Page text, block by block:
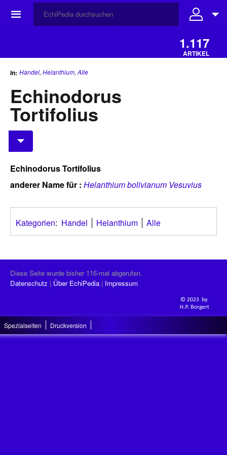
☰
1.117
ARTIKEL
in: Handel, Helanthium, Alle
Echinodorus
Tortifolius
Echinodorus Tortifolius
anderer Name für : Helanthium bolivianum Vesuvius
Kategorien: Handel Helanthium Alle
Diese Seite wurde bisher 116-mal abgerufen.
Datenschutz
Über EchiPedia Impressum
Spezialseiten Druckversion